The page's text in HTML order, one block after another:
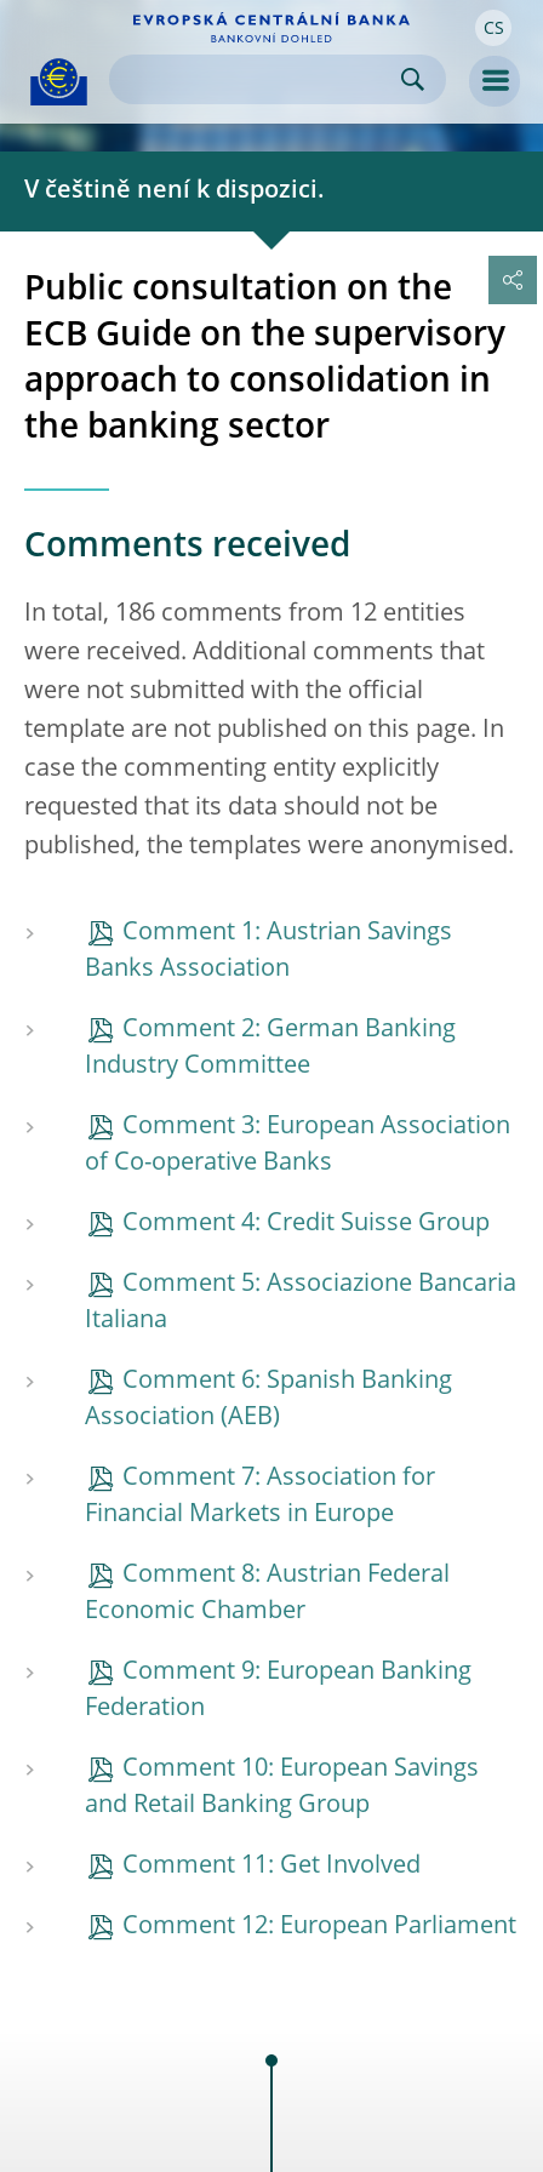
Skip to
content CS
V češtině není k dispozici.
Public consultation on the
ECB Guide on the supervisory
approach to consolidation in
the banking sector
Comments received
In total, 186 comments from 12 entities
were received. Additional comments that
were not submitted with the official
template are not published on this page. In
case the commenting entity explicitly
requested that its data should not be
published, the templates were anonymised.
Comment 1: Austrian Savings
Banks Association
Comment 2: German Banking
Industry Committee
Comment 3: European Association
of Co-operative Banks
Comment 4: Credit Suisse Group
Comment 5: Associazione Bancaria
Italiana
Comment 6: Spanish Banking
Association (AEB)
Comment 7: Association for
Financial Markets in Europe
Comment 8: Austrian Federal
Economic Chamber
Comment 9: European Banking
Federation
Comment 10: European Savings
and Retail Banking Group
Comment 11: Get Involved
Comment 12: European Parliament